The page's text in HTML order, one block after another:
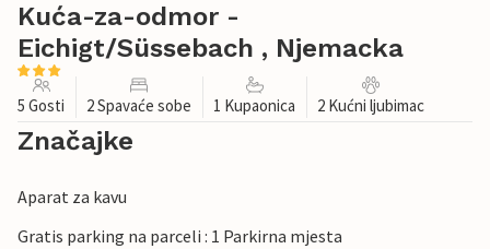
Kuća-za-odmor -
Eichigt/Süssebach , Njemacka
5 Gosti 2 Spavaće sobe 1 Kupaonica 2 Kućni ljubimac
Značajke
Aparat za kavu
Gratis parking na parceli : 1 Parkirna mjesta